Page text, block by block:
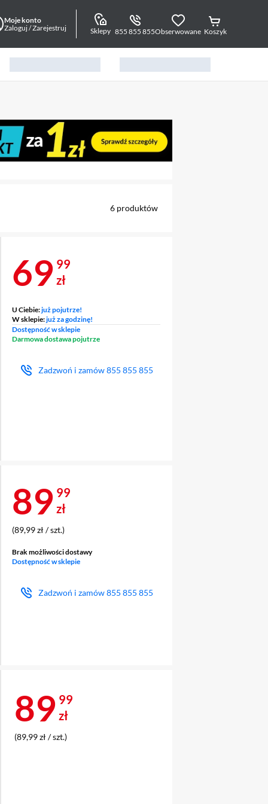
Moje konto
Zaloguj / Zarejestruj
Sklepy 855 855 855Obserwowane Koszyk
element 1 z 5
6 produktów
Cena 69,99 zł
69 99
zł
U Ciebie:już pojutrze!
W sklepie:już za godzinę!
Dostępność w sklepie
Darmowa dostawa pojutrze
Zadzwoń i zamów855 855 855
Cena 89,99 zł
89 99
zł
(89,99 zł / szt.)
Brak możliwości dostawy
Dostępność w sklepie
Zadzwoń i zamów855 855 855
Cena 89,99 zł
89 99
zł
(89,99 zł / szt.)